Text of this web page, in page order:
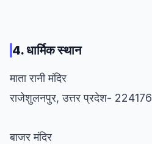
4. धार्मिक स्थान
माता रानी मंदिर
राजेशुलनपुर, उत्तर प्रदेश- 224176
बाजर मंदिर